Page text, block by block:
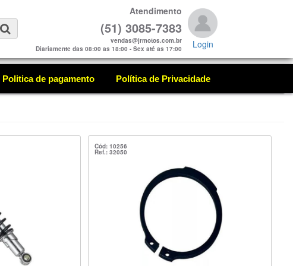
Atendimento
(51) 3085-7383
vendas@jrmotos.com.br
Diariamente das 08:00 as 18:00 - Sex até as 17:00
Login
Politica de pagamento Política de Privacidade
Cód: 10256
Ref.: 32050